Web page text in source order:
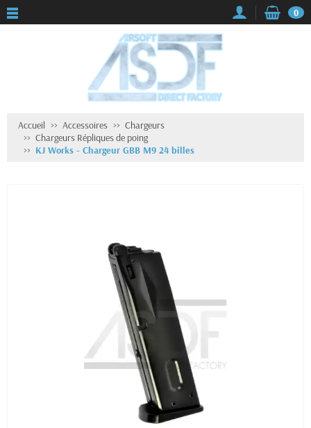
0
Accueil Accessoires
Chargeurs
Chargeurs Répliques de poing
KJ Works - Chargeur GBB M9 24 billes